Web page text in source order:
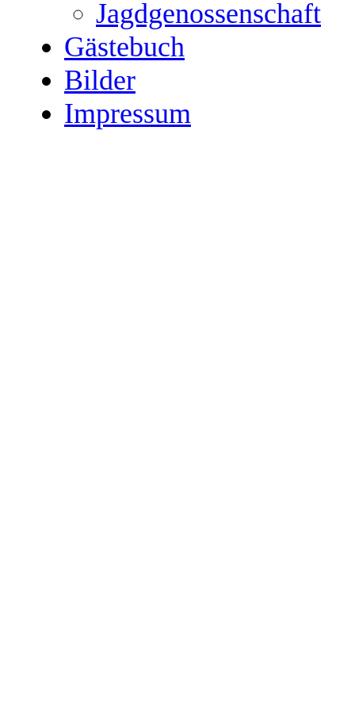
Jagdgenossenschaft
Gästebuch
Bilder
Impressum